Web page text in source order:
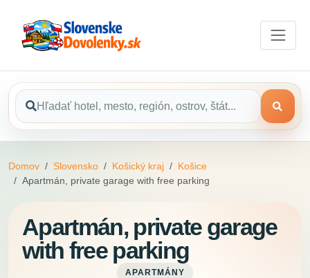
Domov Slovensko Košický kraj
Košice
Apartmán, private garage with free parking
Apartmán, private garage
with free parking
APARTMÁNY